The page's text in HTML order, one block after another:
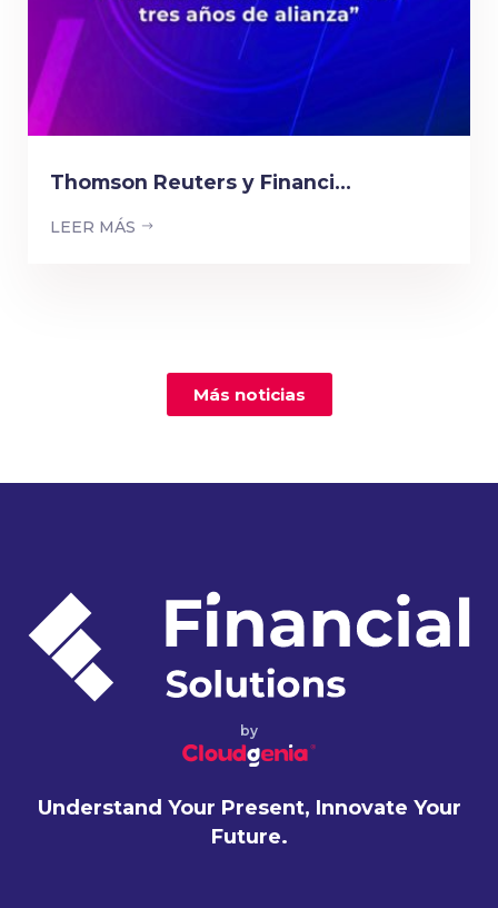
Thomson Reuters y Financi...
LEER MÁS
Más noticias
by
Understand Your Present, Innovate Your
Future.